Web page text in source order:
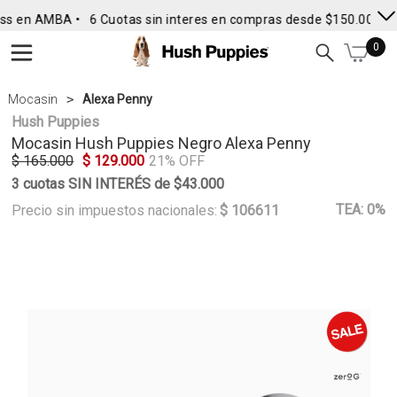
en AMBA • 6 Cuotas sin interes en compras desde $150.000 •
0
Mocasin Alexa Penny
Hush Puppies
Mocasin Hush Puppies Negro Alexa Penny
$ 165.000 $ 129.000 21% OFF
3 cuotas SIN INTERÉS de $43.000
Precio sin impuestos nacionales: $ 106611 TEA: 0%